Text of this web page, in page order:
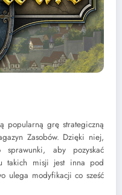
popularną grę strategiczną
Zasobów. Dzięki niej,
aby pozyskać
takich misji jest inna pod
ulega modyfikacji co sześć